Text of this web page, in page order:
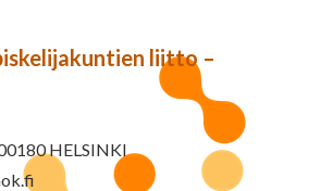
liitto –
HELSINKI